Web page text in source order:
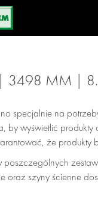
3498 MM |
specjalnie na
wyświetlić
że produkty
poszczególnych
oraz szyny ścienne